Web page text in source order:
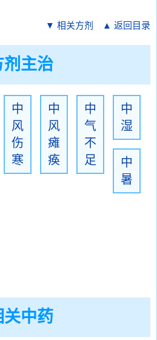
▼ 相关方剂 ▲ 返回目录
剂主治
中
风
伤
寒
中
风
瘫
痪
中
气
不
足
中
湿
中
暑
关中药